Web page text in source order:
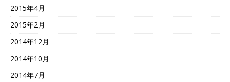
2015年4月
2015年2月
2014年12月
2014年10月
2014年7月